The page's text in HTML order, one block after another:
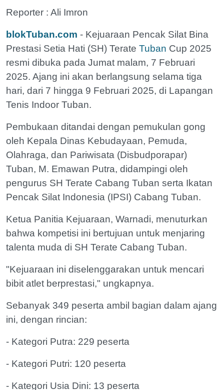
Reporter : Ali Imron
blokTuban.com - Kejuaraan Pencak Silat Bina
Prestasi Setia Hati (SH) Terate Tuban Cup 2025
resmi dibuka pada Jumat malam, 7 Februari
2025. Ajang ini akan berlangsung selama tiga
hari, dari 7 hingga 9 Februari 2025, di Lapangan
Tenis Indoor Tuban.
Pembukaan ditandai dengan pemukulan gong
oleh Kepala Dinas Kebudayaan, Pemuda,
Olahraga, dan Pariwisata (Disbudporapar)
Tuban, M. Emawan Putra, didampingi oleh
pengurus SH Terate Cabang Tuban serta Ikatan
Pencak Silat Indonesia (IPSI) Cabang Tuban.
Ketua Panitia Kejuaraan, Warnadi, menuturkan
bahwa kompetisi ini bertujuan untuk menjaring
talenta muda di SH Terate Cabang Tuban.
"Kejuaraan ini diselenggarakan untuk mencari
bibit atlet berprestasi," ungkapnya.
Sebanyak 349 peserta ambil bagian dalam ajang
ini, dengan rincian:
- Kategori Putra: 229 peserta
- Kategori Putri: 120 peserta
- Kategori Usia Dini: 13 peserta